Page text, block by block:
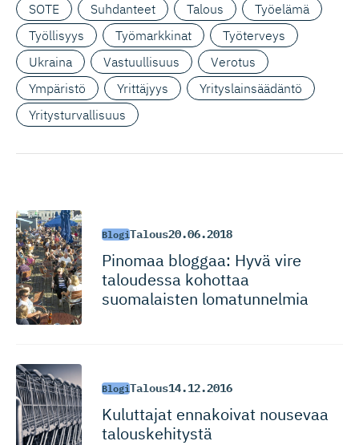
SOTE
Suhdanteet Talous
Työelämä
Työllisyys
Työmarkkinat
Työterveys
Ukraina
Vastuullisuus
Verotus
Ympäristö
Yrittäjyys
Yrityslainsäädäntö
Yritysturvallisuus
BlogiTalous20.06.2018
Pinomaa bloggaa: Hyvä vire
taloudessa kohottaa
suomalaisten lomatunnelmia
BlogiTalous14.12.2016
Kuluttajat ennakoivat nousevaa
talouskehitystä